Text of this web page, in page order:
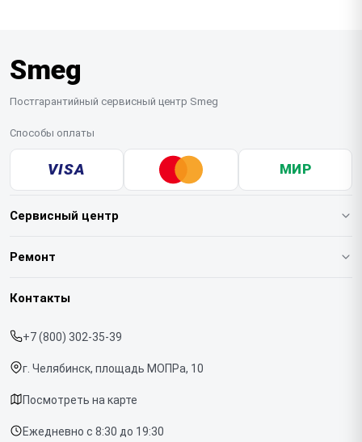
Smeg
Постгарантийный сервисный центр Smeg
Способы оплаты
VISA МИР
Сервисный центр
О нашем сервисе
Срочный ремонт
Доставка и способы оплаты
Диагностика
Ремонт
Кофемашин
Контакты
+7 (800) 302-35-39
г. Челябинск, площадь МОПРа, 10
Посмотреть на карте
Ежедневно с 8:30 до 19:30